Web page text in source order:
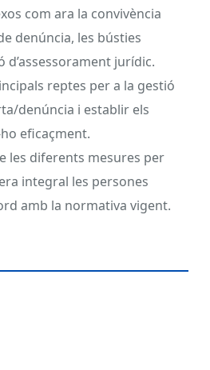
com ara la convivència
denúncia, les bústies
d’assessorament jurídic.
reptes per a la gestió
denúncia i establir els
eficaçment.
les diferents mesures per
integral les persones
amb la normativa vigent.